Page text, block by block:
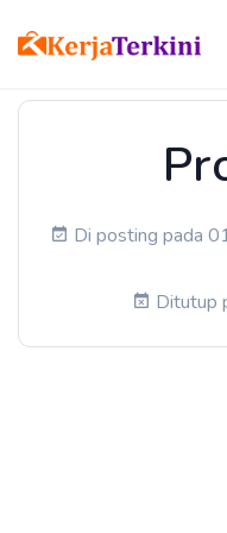
Di posting pada
Ditutup